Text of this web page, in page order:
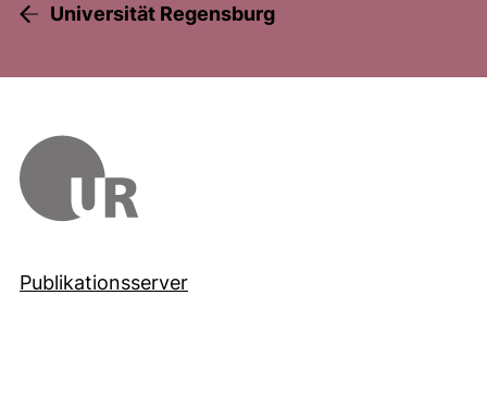
Universität Regensburg
Publikationsserver